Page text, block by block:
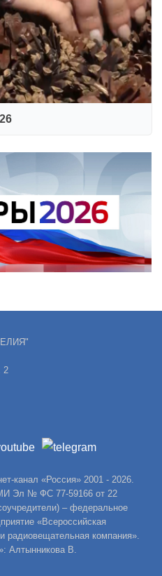
2
канал «Россия» 2001 - 2026.
Эл № ФС 77-59166 от 22
– федеральное
«Всероссийская
радиовещательная компания».
Алтынникова В.